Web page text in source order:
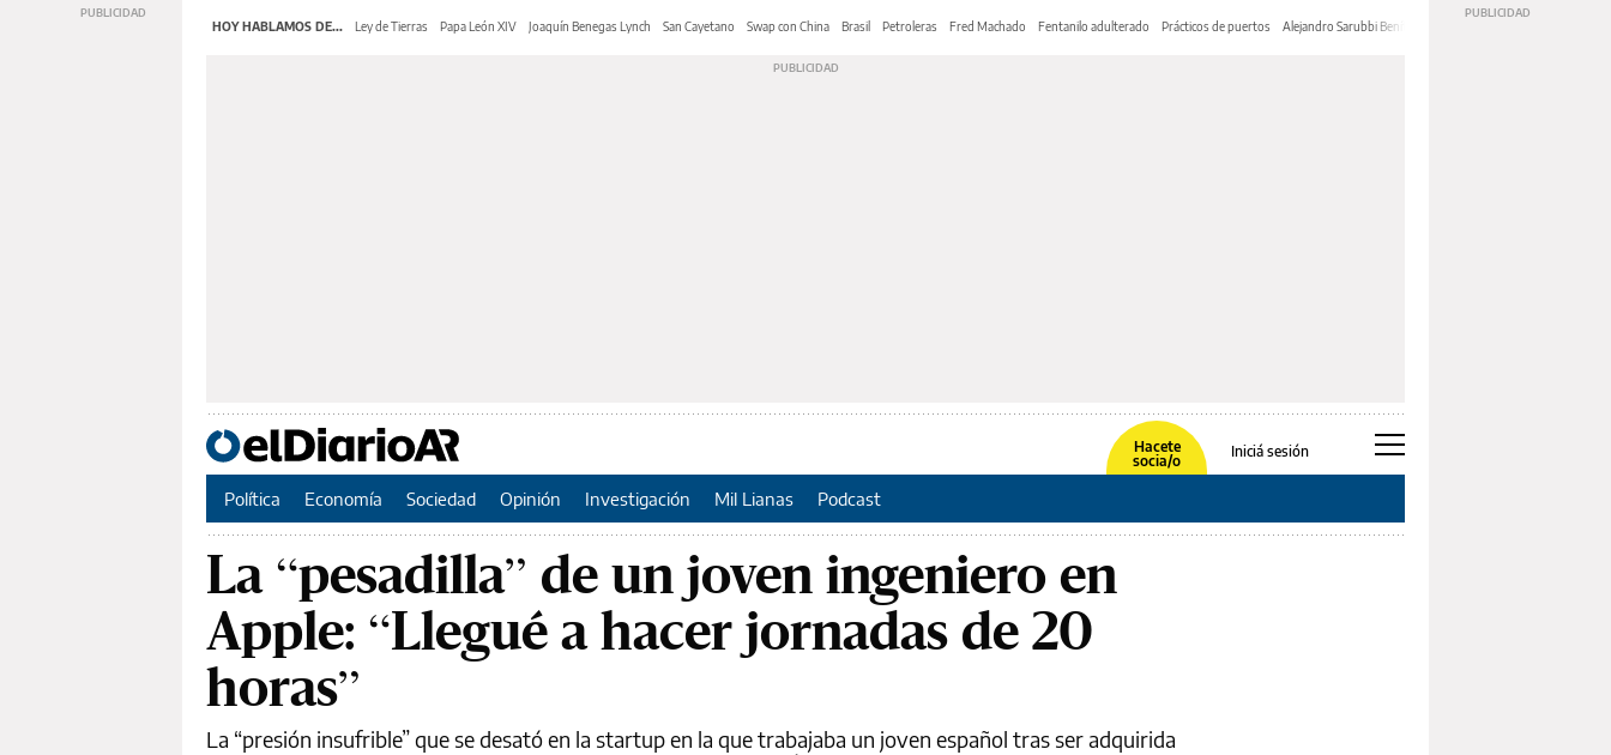
HOY HABLAMOS DE... Ley de Tierras Papa León XIV Joaquín Benegas Lynch San Cayetano Swap con China Brasil Petroleras Fred Machado Fentanilo adulterado Prácticos de puertos Alejandro Sarubbi Benítez
Hacete
socia/o
Iniciá sesión
Política Economía Sociedad Opinión Investigación Mil Lianas Podcast
La “pesadilla” de un joven ingeniero en
Apple: “Llegué a hacer jornadas de 20
horas”
La “presión insufrible” que se desató en la startup en la que trabajaba un joven español tras ser adquirida